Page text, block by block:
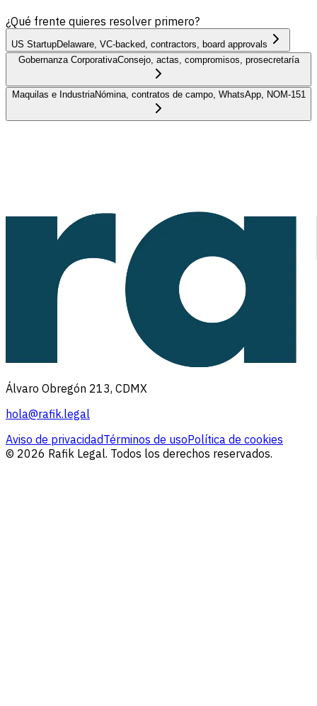
¿Qué frente quieres resolver primero?
US StartupDelaware, VC-backed, contractors, board approvals
Gobernanza CorporativaConsejo, actas, compromisos, prosecretaría
Maquilas e IndustriaNómina, contratos de campo, WhatsApp, NOM-151
Álvaro Obregón 213, CDMX
hola@rafik.legal
Aviso de privacidadTérminos de usoPolítica de cookies
© 2026 Rafik Legal. Todos los derechos reservados.